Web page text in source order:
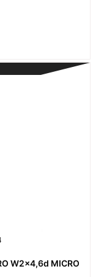
W2x4,6d MICRO